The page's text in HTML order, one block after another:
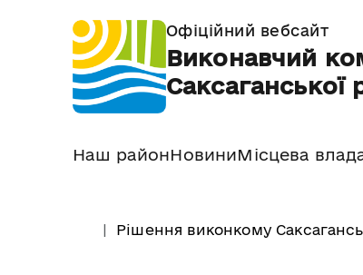
Офіційний вебсайт
Виконавчий
Саксаганської
Наш районНовиниМісцева
Рішення виконкому